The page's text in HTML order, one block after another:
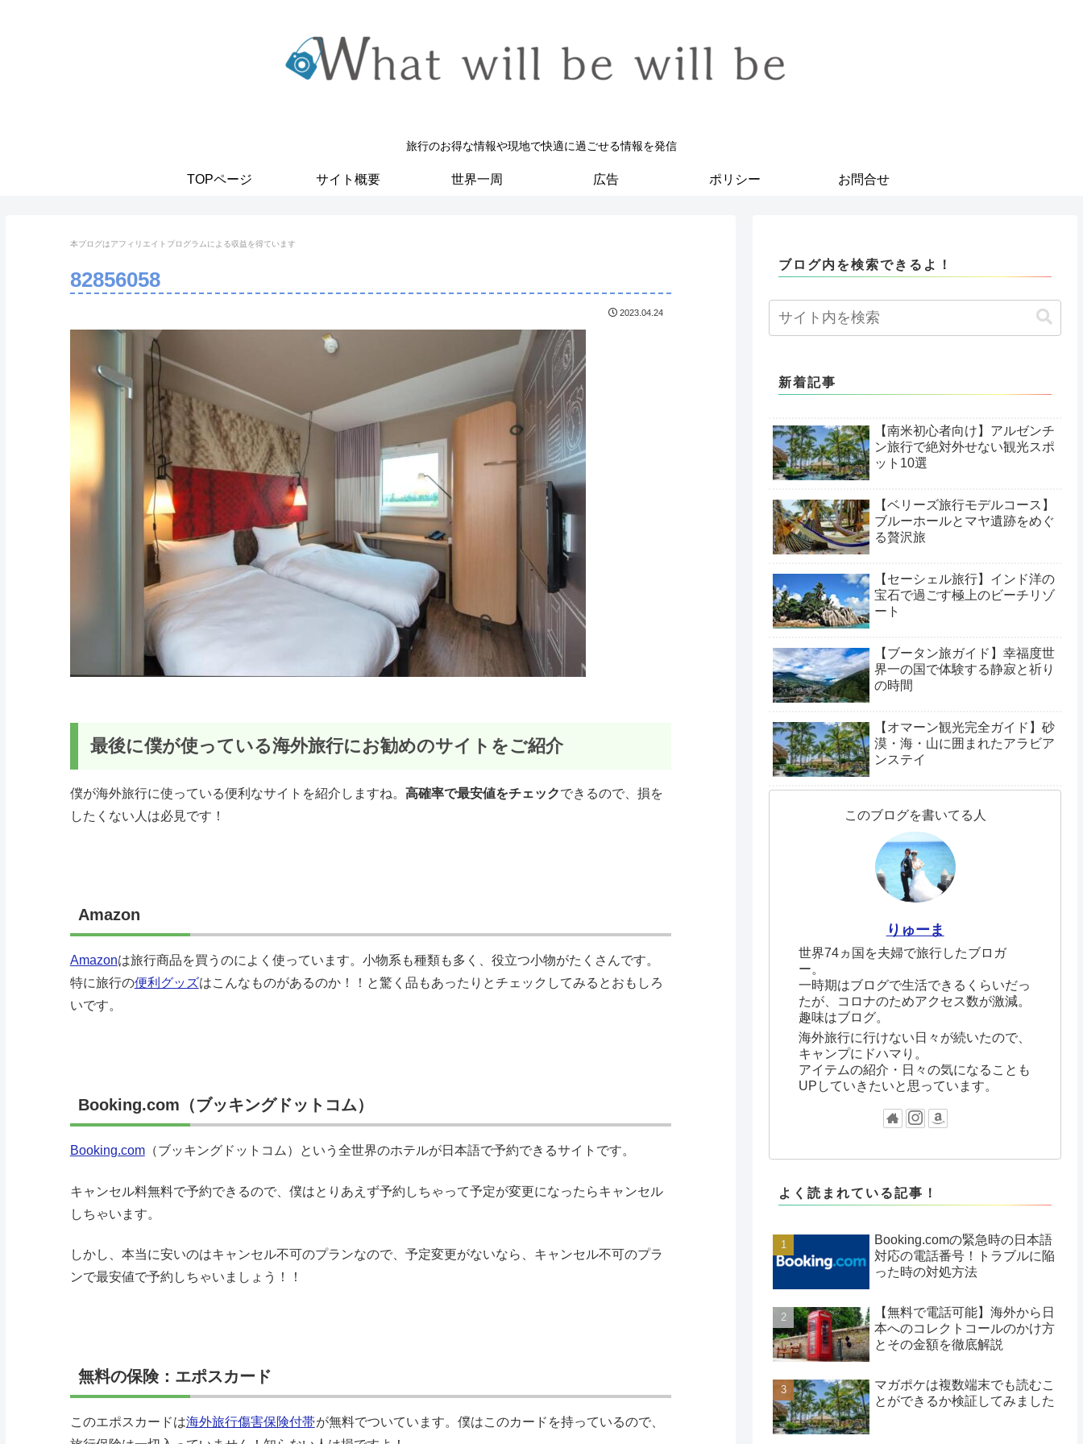
旅行のお得な情報や現地で快適に過ごせる情報を発信
TOPページ サイト概要 世界一周 広告 ポリシー お問合せ
本ブログはアフィリエイトプログラムに よる収益を得ています
82856058
2023.04.24
最後に僕が使っている海外旅行にお勧めのサイトをご紹介
僕が海外旅行に使っている便利なサイトを紹介しますね。 高確率で最安値をチェックできるので、損を
したくない人は必見です！
Amazon
Amazonは旅行商品を買うのによく使っています。小物系も種類も多く、役立つ小物がたくさんです。
特に旅行の便利グッズはこんなものがあるのか！！と驚く品もあったりとチェックしてみるとおもしろ
いです。
Booking.com（ブッキングドットコム）
Booking.com（ブッキングドットコム）という全世界のホテルが日本語で予約できるサイトです。
キャンセル料無料で予約できるので、僕はとりあえず予約しちゃって予定が変更になったらキャンセル
しちゃいます。
しかし、本当に安いのはキャンセル不可のプランなので、予定変更がないなら、キャンセル不可のプラ
ンで最安値で予約しちゃいましょう！！
無料の保険：エポスカード
このエポスカードは海外旅行傷害保険付帯が無料でついています。僕はこのカードを持っているので、
ブログ内を検索できるよ！
新着記事
【南米初心者向け】アルゼンチ
ン旅行で絶対外せない観光スポ
ット10選
【ベリーズ旅行モデルコース】
ブルーホールとマヤ遺跡をめぐ
る贅沢旅
【セーシェル旅行】インド洋の
宝石で過ごす極上のビーチリゾ
ート
【ブータン旅ガイド】幸福度世
界一の国で体験する静寂と祈り
の時間
【オマーン観光完全ガイド】砂
漠・海・山に囲まれたアラビア
ンステイ
このブログを書いてる人
りゅーま
世界74ヵ国を夫婦で旅行したブロガ
ー。
一時期はブログで生活できるくらいだっ
たが、コロナのためアクセス数が激減。
趣味はブログ。
海外旅行に行けない日々が続いたので、
キャンプにドハマり。
アイテムの紹介・日々の気になることも
UPしていきたいと思っています。
よく読まれている記事！
Booking.comの緊急時の日本語
対応の電話番号！トラブルに陥
った時の対処方法
【無料で電話可能】海外から日
本へのコレクトコールのかけ方
とその金額を徹底解説
マガポケは複数端末でも読むこ
とができるか検証してみました